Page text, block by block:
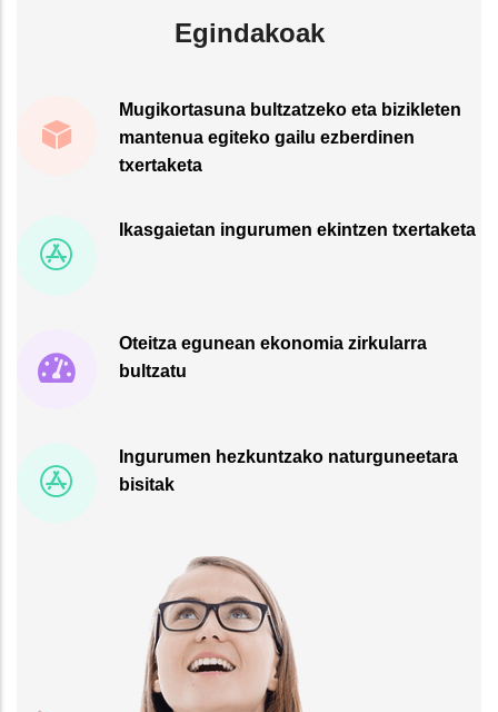
Egindakoak
Mugikortasuna bultzatzeko eta bizikleten
mantenua egiteko gailu ezberdinen
txertaketa
Ikasgaietan ingurumen ekintzen txertaketa
Oteitza egunean ekonomia zirkularra
bultzatu
Ingurumen hezkuntzako naturguneetara
bisitak